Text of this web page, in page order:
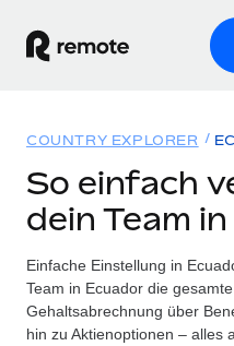
WELTWEITE
Globale Payroll
Einfache, rechtssicher
Employer of Record
Lösungen
WELTWEITE
Country Explorer
Länderspezifische
Ressourcen
TOOLS UND RECHNER
Preise
COUNTRY EXPLORER
So einfach
dein Team
Einfache Einstellung in
Team in Ecuador die
Gehaltsabrechnung über
hin zu Aktienoptionen – alles